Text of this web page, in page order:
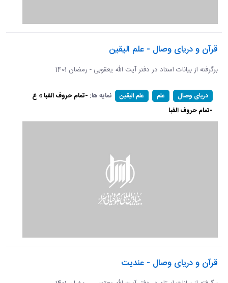
قرآن و دریای وصال - علم الیقین
برگرفته از بیانات استاد در دفتر آیت الله یعقوبی - رمضان 1401
دریای وصال علم علم الیقین نمایه ها: -تمام حروف الفبا » ع
-تمام حروف الفبا
قرآن و دریای وصال - عندیت